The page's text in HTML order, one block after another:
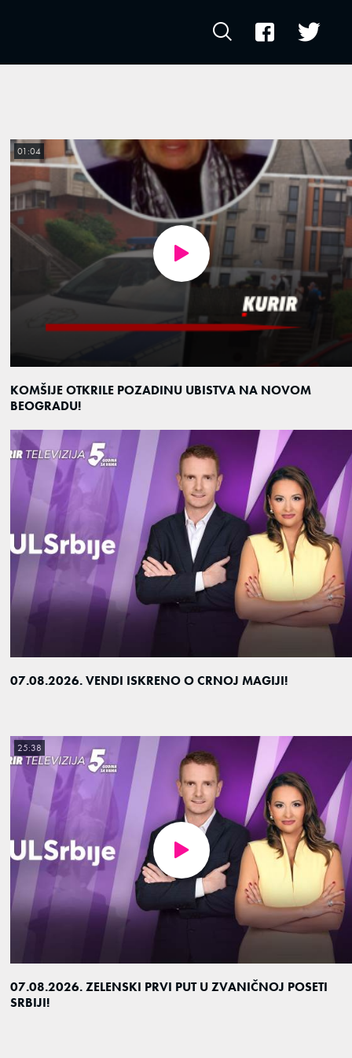
KOMŠIJE OTKRILE POZADINU UBISTVA NA NOVOM
BEOGRADU!
01:04
07.08.2026. VENDI ISKRENO O CRNOJ MAGIJI!
07.08.2026. ZELENSKI PRVI PUT U ZVANIČNOJ POSETI
SRBIJI!
25:38